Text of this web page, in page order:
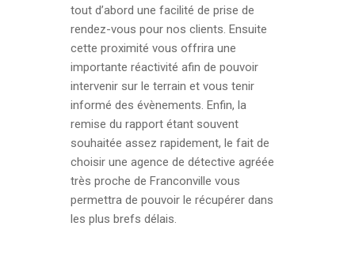
tout d’abord une facilité de prise de
rendez-vous pour nos clients. Ensuite
cette proximité vous offrira une
importante réactivité afin de pouvoir
intervenir sur le terrain et vous tenir
informé des évènements. Enfin, la
remise du rapport étant souvent
souhaitée assez rapidement, le fait de
choisir une agence de détective agréée
très proche de Franconville vous
permettra de pouvoir le récupérer dans
les plus brefs délais.